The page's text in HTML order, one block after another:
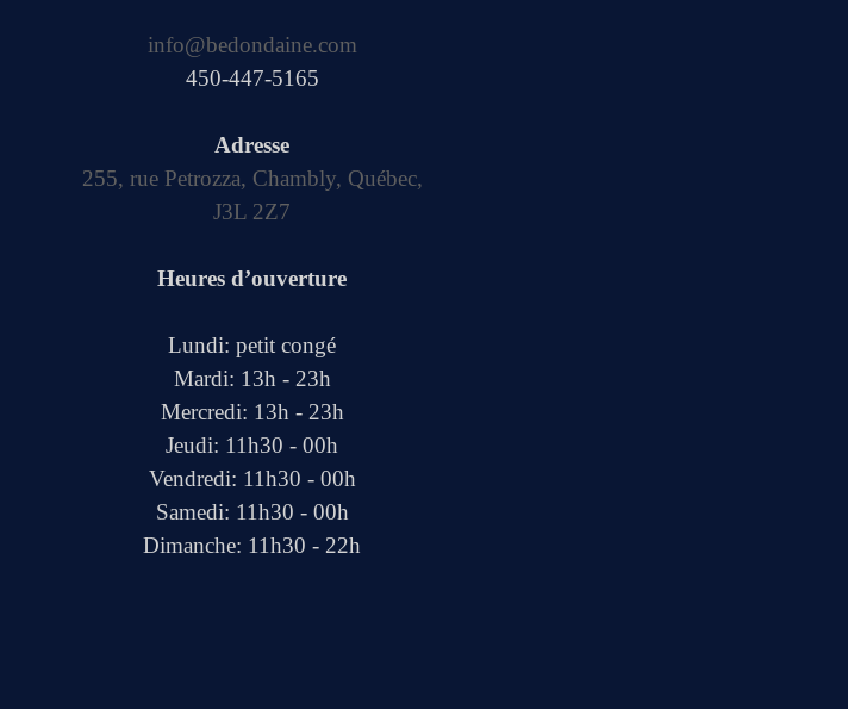
info@bedondaine.com
450-447-5165
Adresse
255, rue Petrozza, Chambly, Québec,
J3L 2Z7
Heures d’ouverture
Lundi: petit congé
Mardi: 13h - 23h
Mercredi: 13h - 23h
Jeudi: 11h30 - 00h
Vendredi: 11h30 - 00h
Samedi: 11h30 - 00h
Dimanche: 11h30 - 22h